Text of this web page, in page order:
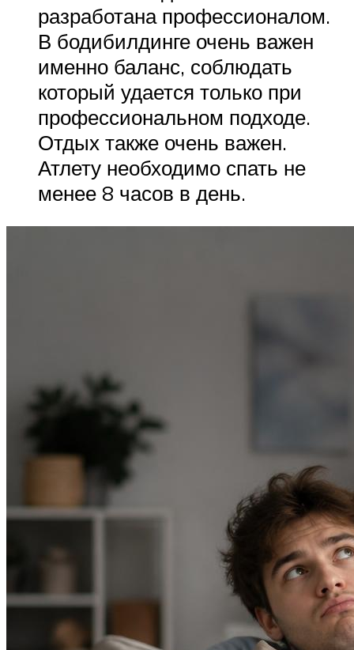
разработана профессионалом.
В бодибилдинге очень важен
именно баланс, соблюдать
который удается только при
профессиональном подходе.
Отдых также очень важен.
Атлету необходимо спать не
менее 8 часов в день.